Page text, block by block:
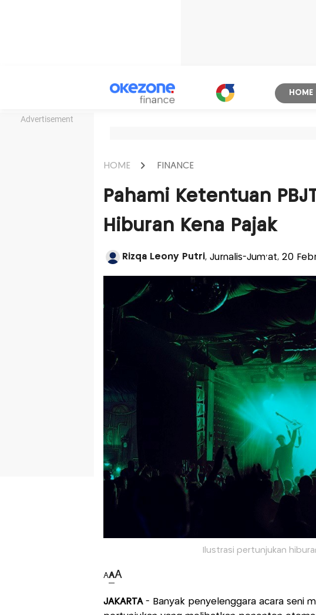
Advertisement
HOME
HOME FINANCE
Pahami Ketentuan
Hiburan Kena Pajak
Rizqa Leony Putri, Jurnalis-Jum'at, 20
Ilustrasi pertunjukan
AAA
JAKARTA- Banyak penyelenggara acara seni